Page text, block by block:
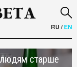
RU /EN
старше